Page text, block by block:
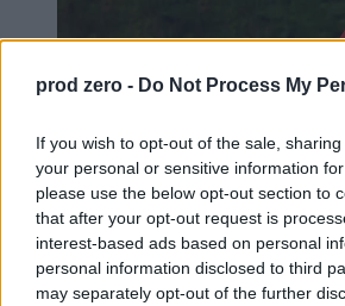
prod zero - Do Not Process My
If you wish to opt-out of the sale,
your personal or sensitive information
please use the below opt-out section to
that after your opt-out request is
interest-based ads based on personal
personal information disclosed to third
may separately opt-out of the further